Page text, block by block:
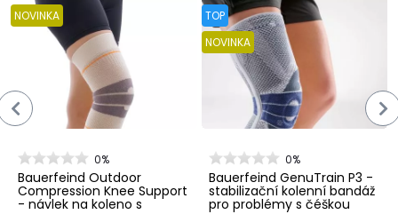
NOVINKA
0%
Bauerfeind Outdoor
Compression Knee Support
- návlek na koleno s
TOP
NOVINKA
0%
Bauerfeind GenuTrain P3 -
stabilizační kolenní bandáž
pro problémy s čéškou